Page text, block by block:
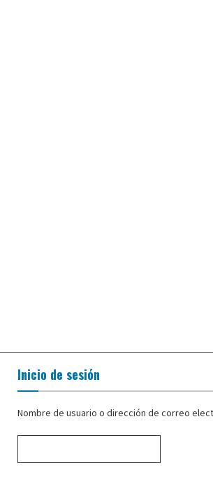
Inicio de sesión
Nombre de usuario o dirección de correo